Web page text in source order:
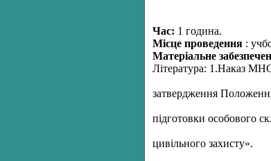
Час: 1 година.
Місце проведення :
Матеріальне
Література: 1 .Наказ МНС
затвердження
підготовки особового
цивільного захисту».